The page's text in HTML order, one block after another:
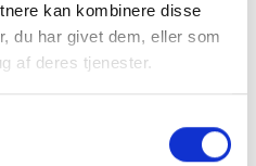
kan kombinere disse
du har givet dem, eller som
af deres tjenester.